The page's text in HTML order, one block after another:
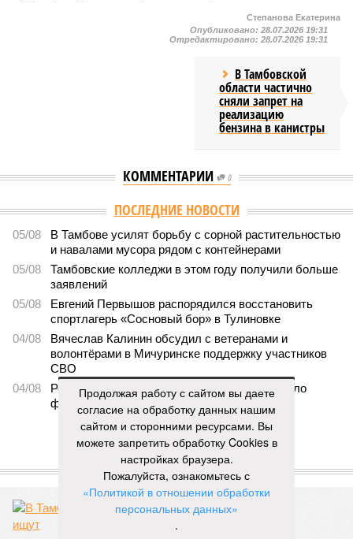
Степанова Екатерина
Опубликовано: 28.07.2026 19:31
Отредактировано: 28.07.2026 19:31
В Тамбовской
области частично
сняли запрет на
реализацию
бензина в канистры
КОММЕНТАРИИ 0
ПОСЛЕДНИЕ НОВОСТИ
05/08
В Тамбове усилят борьбу с сорной растительностью
и навалами мусора рядом с контейнерами
05/08
Тамбовские колледжи в этом году получили больше
заявлений
05/08
Евгений Первышов распорядился восстановить
спортлагерь «Сосновый бор» в Тулиновке
04/08
Вячеслав Калинин обсудил с ветеранами и
волонтёрами в Мичуринске поддержку участников
СВО
04/08
Реновация Тамбовского Арбата вошла в число
финалистов всероссийского конкурса
ЕЩЕ НОВОСТИ
ЕЩЕ ИЗ РАЗДЕЛА «ВЛАСТЬ»
Продолжая работу с сайтом вы даете
согласие на обработку данных нашим
сайтом и сторонними ресурсами. Вы
можете запретить обработку Cookies в
настройках браузера.
Пожалуйста, ознакомьтесь с
«Политикой в отношении обработки
персональных данных»
.